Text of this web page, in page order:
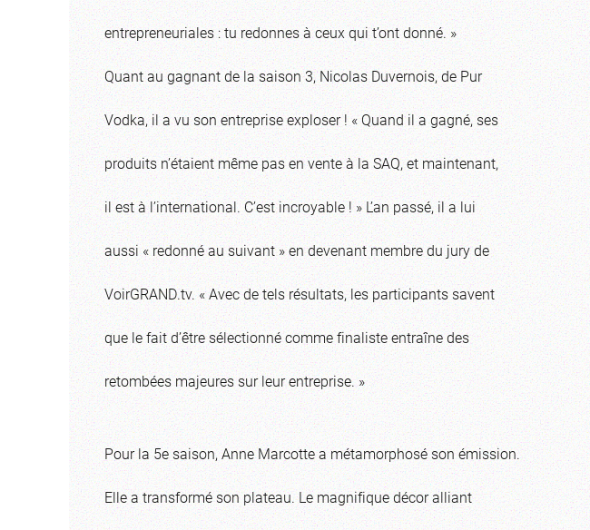
entrepreneuriales : tu redonnes à ceux qui t’ont donné. »
Quant au gagnant de la saison 3, Nicolas Duvernois, de Pur
Vodka, il a vu son entreprise exploser ! « Quand il a gagné, ses
produits n’étaient même pas en vente à la SAQ, et maintenant,
il est à l’international. C’est incroyable ! » L’an passé, il a lui
aussi « redonné au suivant » en devenant membre du jury de
VoirGRAND.tv. « Avec de tels résultats, les participants savent
que le fait d’être sélectionné comme finaliste entraîne des
retombées majeures sur leur entreprise. »
Pour la 5e saison, Anne Marcotte a métamorphosé son émission.
Elle a transformé son plateau. Le magnifique décor alliant